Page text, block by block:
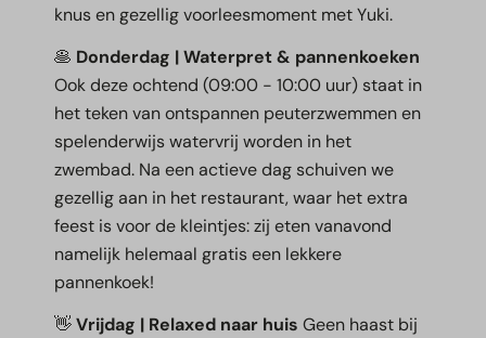
knus en gezellig voorleesmoment met Yuki.
🥞 Donderdag | Waterpret & pannenkoeken
Ook deze ochtend (09:00 - 10:00 uur) staat in
het teken van ontspannen peuterzwemmen en
spelenderwijs watervrij worden in het
zwembad. Na een actieve dag schuiven we
gezellig aan in het restaurant, waar het extra
feest is voor de kleintjes: zij eten vanavond
namelijk helemaal gratis een lekkere
pannenkoek!
👋Vrijdag | Relaxed naar huis Geen haast bij